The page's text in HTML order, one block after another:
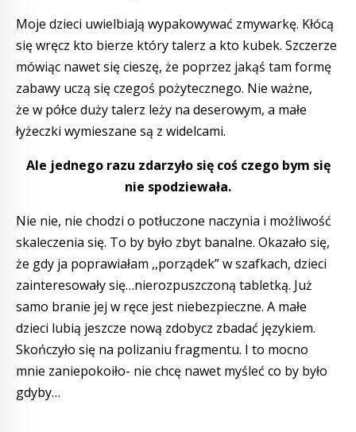
Moje dzieci uwielbiają wypakowywać zmywarkę. Kłócą
się wręcz kto bierze który talerz a kto kubek. Szczerze
mówiąc nawet się cieszę, że poprzez jakąś tam formę
zabawy uczą się czegoś pożytecznego. Nie ważne,
że w półce duży talerz leży na deserowym, a małe
łyżeczki wymieszane są z widelcami.
Ale jednego razu zdarzyło się coś czego bym się
nie spodziewała.
Nie nie, nie chodzi o potłuczone naczynia i możliwość
skaleczenia się. To by było zbyt banalne. Okazało się,
że gdy ja poprawiałam ,,porządek” w szafkach, dzieci
zainteresowały się…nierozpuszczoną tabletką. Już
samo branie jej w ręce jest niebezpieczne. A małe
dzieci lubią jeszcze nową zdobycz zbadać językiem.
Skończyło się na polizaniu fragmentu. I to mocno
mnie zaniepokoiło- nie chcę nawet myśleć co by było
gdyby…